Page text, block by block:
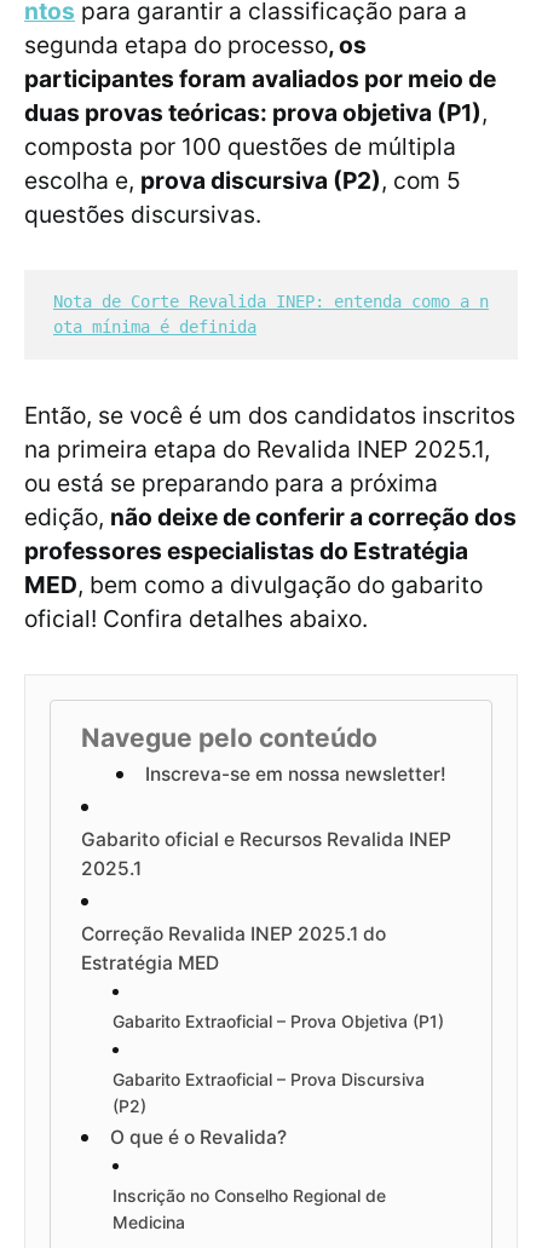
ntos para garantir a classificação para a
segunda etapa do processo, os
participantes foram avaliados por meio de
duas provas teóricas: prova objetiva (P1),
composta por 100 questões de múltipla
escolha e, prova discursiva (P2), com 5
questões discursivas.
Nota de Corte Revalida INEP: entenda como a n
ota mínima é definida
Então, se você é um dos candidatos inscritos
na primeira etapa do Revalida INEP 2025.1,
ou está se preparando para a próxima
edição, não deixe de conferir a correção dos
professores especialistas do Estratégia
MED, bem como a divulgação do gabarito
oficial! Confira detalhes abaixo.
Navegue pelo conteúdo
Inscreva-se em nossa newsletter!
Gabarito oficial e Recursos Revalida INEP
2025.1
Correção Revalida INEP 2025.1 do
Estratégia MED
Gabarito Extraoficial – Prova Objetiva (P1)
Gabarito Extraoficial – Prova Discursiva
(P2)
O que é o Revalida?
Inscrição no Conselho Regional de
Medicina